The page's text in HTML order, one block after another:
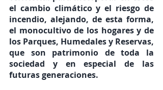
el cambio climático y el riesgo de
incendio, alejando, de esta forma,
el monocultivo de los hogares y de
los Parques, Humedales y Reservas,
que son patrimonio de toda la
sociedad y en especial de las
futuras generaciones.